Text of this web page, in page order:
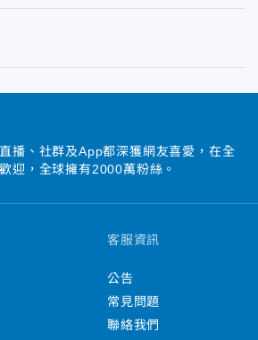
播、社群及App都深獲網友喜愛，在全
迎，全球擁有2000萬粉絲。
客服資訊
公告
常見問題
聯絡我們